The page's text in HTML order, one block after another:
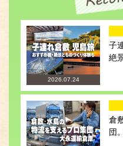
2026.07.24
子
絶
倉
団